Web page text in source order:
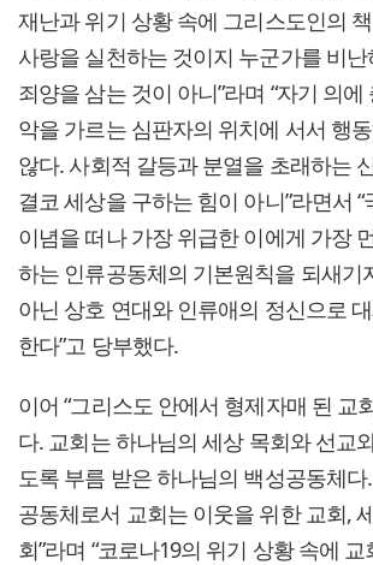
재난과 위기 상황 속에 그리스도인의
사랑을 실천하는 것이지 누군가를 비
죄양을 삼는 것이 아니”라며 “자기 의
악을 가르는 심판자의 위치에 서서 행
않다. 사회적 갈등과 분열을 초래하는
결코 세상을 구하는 힘이 아니”라면서
이념을 떠나 가장 위급한 이에게 가장
하는 인류공동체의 기본원칙을 되새기
아닌 상호 연대와 인류애의 정신으로
한다”고 당부했다.
이어 “그리스도 안에서 형제자매 된 교
다. 교회는 하나님의 세상 목회와 선교
도록 부름 받은 하나님의 백성공동체
공동체로서 교회는 이웃을 위한 교회,
회”라며 “코로나19의 위기 상황 속에